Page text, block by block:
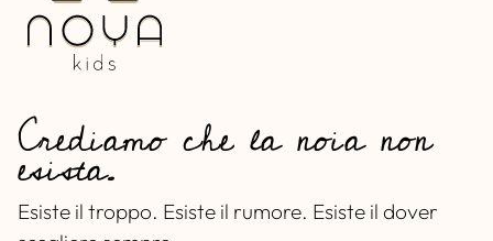
Crediamo che la noia non
esista.
Esiste il troppo. Esiste il rumore. Esiste il dover